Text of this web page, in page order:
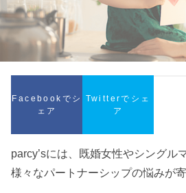
Facebookでシ
ェア
Twitterでシェ
ア
parcy’sには、既婚女性やシングル
様々なパートナーシップの悩みが寄